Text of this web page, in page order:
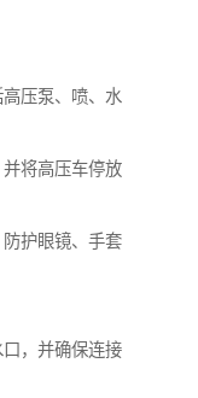
压泵、喷、水
将高压车停放
护眼镜、手套
，并确保连接